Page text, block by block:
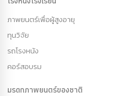
ภาพยนตร์เพื่อผู้สูงอายุ
ทุนวิจัย
รถโรงหนัง
คอร์สอบรม
มรดกภาพยนตร์ของชาติ